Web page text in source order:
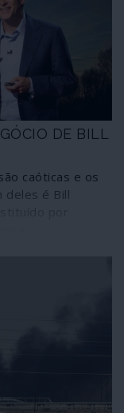
DE BILL
caóticas e os
deles é Bill